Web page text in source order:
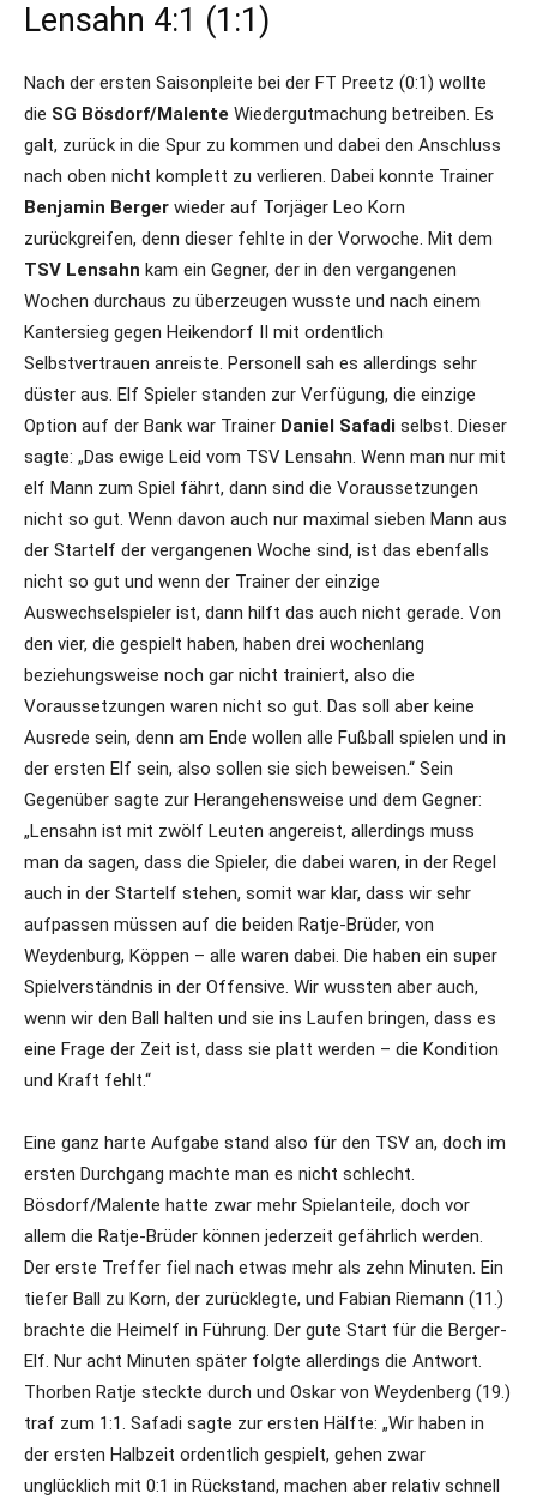
Lensahn 4:1 (1:1)
Nach der ersten Saisonpleite bei der FT Preetz (0:1) wollte
die SG Bösdorf/Malente Wiedergutmachung betreiben. Es
galt, zurück in die Spur zu kommen und dabei den Anschluss
nach oben nicht komplett zu verlieren. Dabei konnte Trainer
Benjamin Berger wieder auf Torjäger Leo Korn
zurückgreifen, denn dieser fehlte in der Vorwoche. Mit dem
TSV Lensahn kam ein Gegner, der in den vergangenen
Wochen durchaus zu überzeugen wusste und nach einem
Kantersieg gegen Heikendorf II mit ordentlich
Selbstvertrauen anreiste. Personell sah es allerdings sehr
düster aus. Elf Spieler standen zur Verfügung, die einzige
Option auf der Bank war Trainer Daniel Safadi selbst. Dieser
sagte: „Das ewige Leid vom TSV Lensahn. Wenn man nur mit
elf Mann zum Spiel fährt, dann sind die Voraussetzungen
nicht so gut. Wenn davon auch nur maximal sieben Mann aus
der Startelf der vergangenen Woche sind, ist das ebenfalls
nicht so gut und wenn der Trainer der einzige
Auswechselspieler ist, dann hilft das auch nicht gerade. Von
den vier, die gespielt haben, haben drei wochenlang
beziehungsweise noch gar nicht trainiert, also die
Voraussetzungen waren nicht so gut. Das soll aber keine
Ausrede sein, denn am Ende wollen alle Fußball spielen und in
der ersten Elf sein, also sollen sie sich beweisen.“ Sein
Gegenüber sagte zur Herangehensweise und dem Gegner:
„Lensahn ist mit zwölf Leuten angereist, allerdings muss
man da sagen, dass die Spieler, die dabei waren, in der Regel
auch in der Startelf stehen, somit war klar, dass wir sehr
aufpassen müssen auf die beiden Ratje-Brüder, von
Weydenburg, Köppen – alle waren dabei. Die haben ein super
Spielverständnis in der Offensive. Wir wussten aber auch,
wenn wir den Ball halten und sie ins Laufen bringen, dass es
eine Frage der Zeit ist, dass sie platt werden – die Kondition
und Kraft fehlt.“
Eine ganz harte Aufgabe stand also für den TSV an, doch im
ersten Durchgang machte man es nicht schlecht.
Bösdorf/Malente hatte zwar mehr Spielanteile, doch vor
allem die Ratje-Brüder können jederzeit gefährlich werden.
Der erste Treffer fiel nach etwas mehr als zehn Minuten. Ein
tiefer Ball zu Korn, der zurücklegte, und Fabian Riemann (11.)
brachte die Heimelf in Führung. Der gute Start für die Berger-
Elf. Nur acht Minuten später folgte allerdings die Antwort.
Thorben Ratje steckte durch und Oskar von Weydenberg (19.)
traf zum 1:1. Safadi sagte zur ersten Hälfte: „Wir haben in
der ersten Halbzeit ordentlich gespielt, gehen zwar
unglücklich mit 0:1 in Rückstand, machen aber relativ schnell